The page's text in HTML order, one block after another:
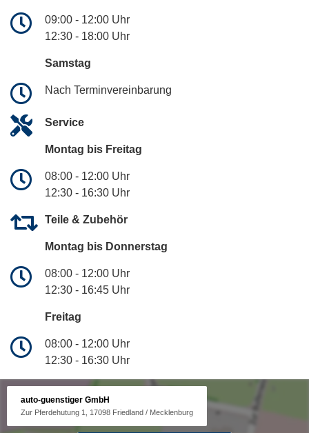
09:00 - 12:00 Uhr
12:30 - 18:00 Uhr
Samstag
Nach Terminvereinbarung
Service
Montag bis Freitag
08:00 - 12:00 Uhr
12:30 - 16:30 Uhr
Teile & Zubehör
Montag bis Donnerstag
08:00 - 12:00 Uhr
12:30 - 16:45 Uhr
Freitag
08:00 - 12:00 Uhr
12:30 - 16:30 Uhr
auto-guenstiger GmbH
Zur Pferdehutung 1, 17098 Friedland / Mecklenburg